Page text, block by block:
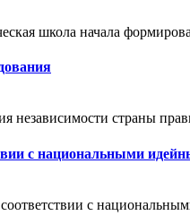
школа начала
независимости страны
с национальными
соответствии с